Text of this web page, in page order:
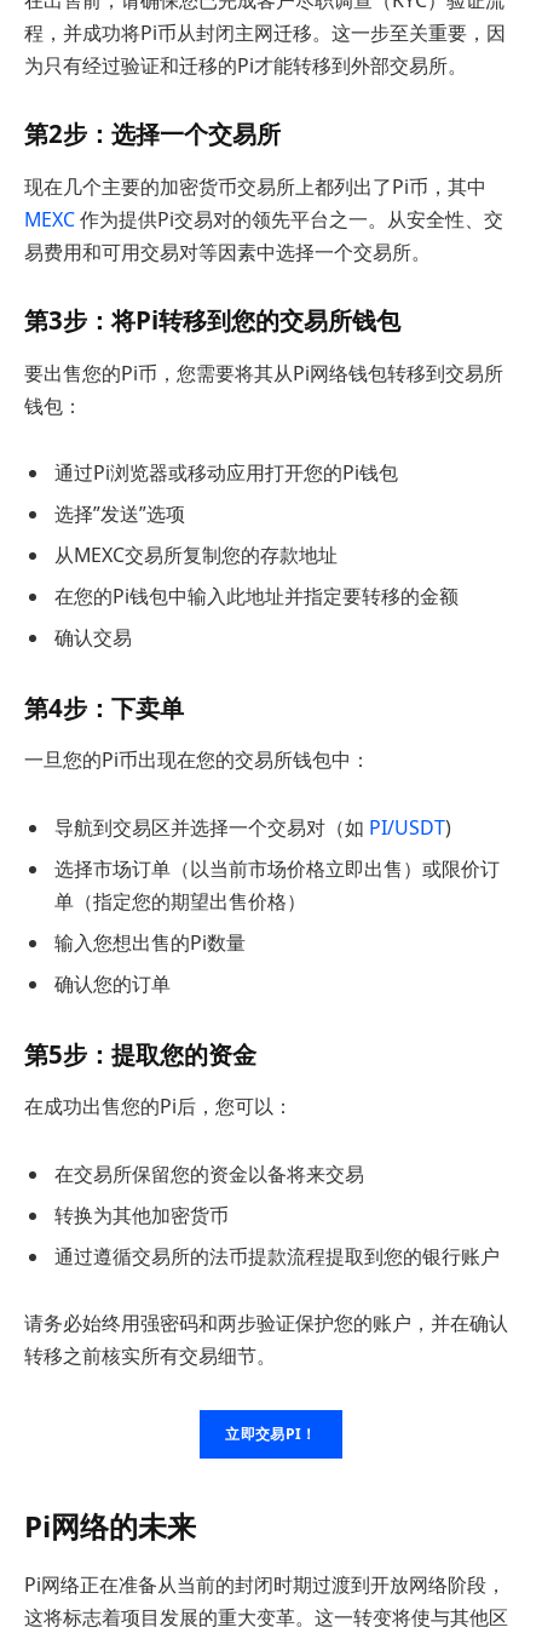
程，并成功将Pi币从封闭主网迁移。这一步至关重要，因
为只有经过验证和迁移的Pi才能转移到外部交易所。
第2步：选择一个交易所
现在几个主要的加密货币交易所上都列出了Pi币，其中
MEXC作为提供Pi交易对的领先平台之一。从安全性、交
易费用和可用交易对等因素中选择一个交易所。
第3步：将Pi转移到您的交易所钱包
要出售您的Pi币，您需要将其从Pi网络钱包转移到交易所
钱包：
通过Pi浏览器或移动应用打开您的Pi钱包
选择”发送”选项
从MEXC交易所复制您的存款地址
在您的Pi钱包中输入此地址并指定要转移的金额
确认交易
第4步：下卖单
一旦您的Pi币出现在您的交易所钱包中：
导航到交易区并选择一个交易对（如 PI/USDT)
选择市场订单（以当前市场价格立即出售）或限价订
单（指定您的期望出售价格）
输入您想出售的Pi数量
确认您的订单
第5步：提取您的资金
在成功出售您的Pi后，您可以：
在交易所保留您的资金以备将来交易
转换为其他加密货币
通过遵循交易所的法币提款流程提取到您的银行账户
请务必始终用强密码和两步验证保护您的账户，并在确认
转移之前核实所有交易细节。
立即交易PI！
Pi网络的未来
Pi网络正在准备从当前的封闭时期过渡到开放网络阶段，
这将标志着项目发展的重大变革。这一转变将使与其他区